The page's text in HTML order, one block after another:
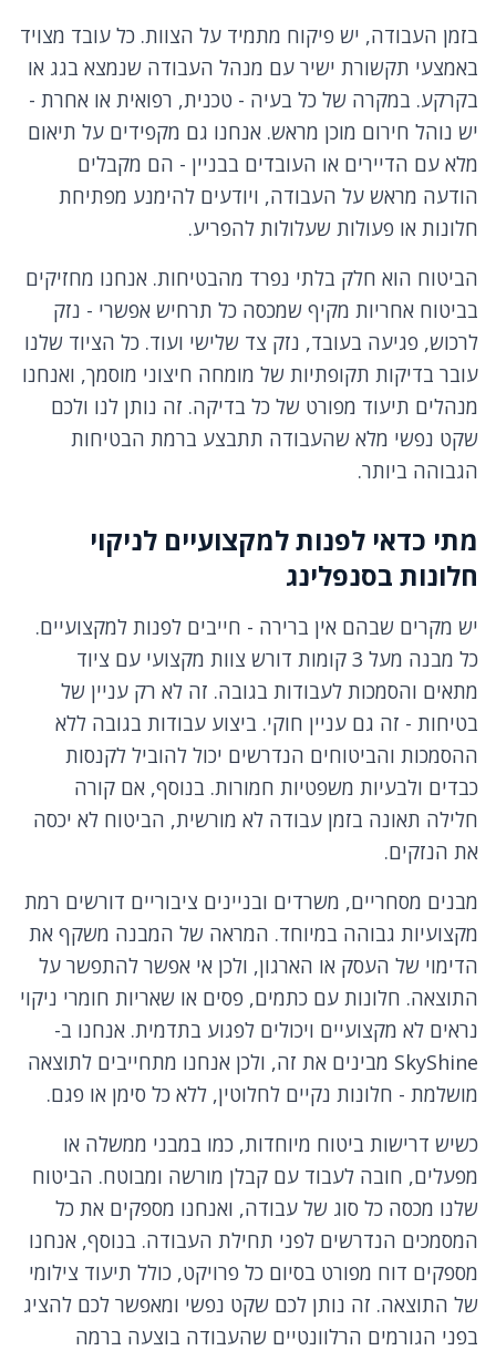
בזמן העבודה, יש פיקוח מתמיד על הצוות. כל עובד מצויד
באמצעי תקשורת ישיר עם מנהל העבודה שנמצא בגג או
בקרקע. במקרה של כל בעיה - טכנית, רפואית או אחרת -
יש נוהל חירום מוכן מראש. אנחנו גם מקפידים על תיאום
מלא עם הדיירים או העובדים בבניין - הם מקבלים
הודעה מראש על העבודה, ויודעים להימנע מפתיחת
חלונות או פעולות שעלולות להפריע.
הביטוח הוא חלק בלתי נפרד מהבטיחות. אנחנו מחזיקים
בביטוח אחריות מקיף שמכסה כל תרחיש אפשרי - נזק
לרכוש, פגיעה בעובד, נזק צד שלישי ועוד. כל הציוד שלנו
עובר בדיקות תקופתיות של מומחה חיצוני מוסמך, ואנחנו
מנהלים תיעוד מפורט של כל בדיקה. זה נותן לנו ולכם
שקט נפשי מלא שהעבודה תתבצע ברמת הבטיחות
הגבוהה ביותר.
מתי כדאי לפנות למקצועיים לניקוי
חלונות בסנפלינג
יש מקרים שבהם אין ברירה - חייבים לפנות למקצועיים.
כל מבנה מעל 3 קומות דורש צוות מקצועי עם ציוד
מתאים והסמכות לעבודות בגובה. זה לא רק עניין של
בטיחות - זה גם עניין חוקי. ביצוע עבודות בגובה ללא
ההסמכות והביטוחים הנדרשים יכול להוביל לקנסות
כבדים ולבעיות משפטיות חמורות. בנוסף, אם קורה
חלילה תאונה בזמן עבודה לא מורשית, הביטוח לא יכסה
את הנזקים.
מבנים מסחריים, משרדים ובניינים ציבוריים דורשים רמת
מקצועיות גבוהה במיוחד. המראה של המבנה משקף את
הדימוי של העסק או הארגון, ולכן אי אפשר להתפשר על
התוצאה. חלונות עם כתמים, פסים או שאריות חומרי ניקוי
נראים לא מקצועיים ויכולים לפגוע בתדמית. אנחנו ב-
SkyShine מבינים את זה, ולכן אנחנו מתחייבים לתוצאה
מושלמת - חלונות נקיים לחלוטין, ללא כל סימן או פגם.
כשיש דרישות ביטוח מיוחדות, כמו במבני ממשלה או
מפעלים, חובה לעבוד עם קבלן מורשה ומבוטח. הביטוח
שלנו מכסה כל סוג של עבודה, ואנחנו מספקים את כל
המסמכים הנדרשים לפני תחילת העבודה. בנוסף, אנחנו
מספקים דוח מפורט בסיום כל פרויקט, כולל תיעוד צילומי
של התוצאה. זה נותן לכם שקט נפשי ומאפשר לכם להציג
בפני הגורמים הרלוונטיים שהעבודה בוצעה ברמה